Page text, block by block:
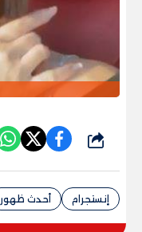
شارك
إنستجرام أحدث ظهور